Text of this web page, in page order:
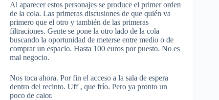
Al aparecer estos personajes se produce el primer orden
de la cola. Las primeras discusiones de que quién va
primero que el otro y también de las primeras
filtraciones. Gente se pone la otro lado de la cola
buscando la oportunidad de meterse entre medio o de
comprar un espacio. Hasta 100 euros por puesto. No es
mal negocio.
Nos toca ahora. Por fin el acceso a la sala de espera
dentro del recinto. Uff , que frío. Pero ya pronto un
poco de calor.